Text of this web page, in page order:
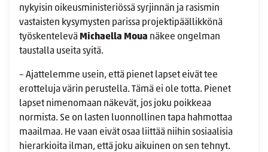
nykyisin oikeusministeriössä syrjinnän ja rasismin
vastaisten kysymysten parissa projektipäällikkönä
työskentelevä Michaella Moua näkee ongelman
taustalla useita syitä.
– Ajattelemme usein, että pienet lapset eivät tee
erotteluja värin perustella. Tämä ei ole totta. Pienet
lapset nimenomaan näkevät, jos joku poikkeaa
normista. Se on lasten luonnollinen tapa hahmottaa
maailmaa. He vaan eivät osaa liittää niihin sosiaalisia
hierarkioita ilman, että joku aikuinen on sen tehnyt.